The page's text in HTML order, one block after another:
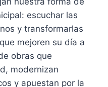
escuchar las
y transformarlas
mejoren su día a
obras que
modernizan
y apuestan por la